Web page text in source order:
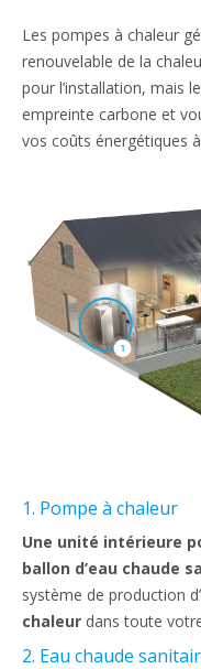
Les pompes à chaleur
renouvelable de la
pour l’installation, mais
empreinte carbone et
vos coûts énergétiques
1. Pompe à chaleur
Une unité intérieure
ballon d’eau chaude
système de production
chaleur dans toute
2. Eau chaude